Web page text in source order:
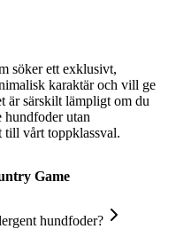
söker ett exklusivt,
karaktär och vill ge
är särskilt lämpligt om du
hundfoder utan
till vårt toppklassval.
Game
hundfoder?